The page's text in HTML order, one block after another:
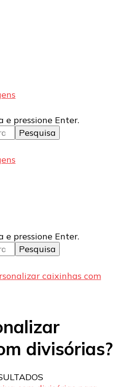
para pizzas,
seu comércio com a
conteúdos!
e pressione Enter.
embalagens para pizzas,
seu comércio com a
conteúdos!
e pressione Enter.
caixinhas com
divisórias?